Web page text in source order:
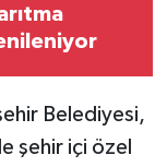
Belediyesi,
şehir içi özel